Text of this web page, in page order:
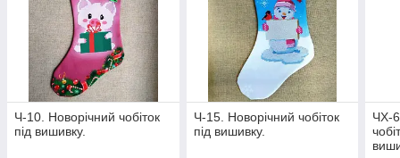
Ч-10. Новорічний чобіток
під вишивку.
Ч-15. Новорічний чобіток
під вишивку.
ЧХ-